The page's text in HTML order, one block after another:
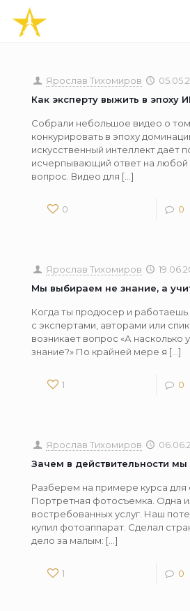
Ярослав Тихомиров
Как эксперту выжить в эпоху
Собрали небольшое видео о
конкурировать в эпоху
искусственный интеллект даёт
исчерпывающий ответ на любой
вопрос. Видео для […]
0 0
Ярослав Тихомиров
Мы выбираем не знание, а
Когда ты продюсер и
с экспертами, авторами или
возникает вопрос «А насколько
знание?» По крайней мере я […]
1 0
Ярослав Тихомиров
Зачем в действительности мы
Разберем на примере курса для
Портретная фотосъемка. Одна
востребованных услуг. Наш
купил фотоаппарат. Сделал
дело за малым: […]
1 0